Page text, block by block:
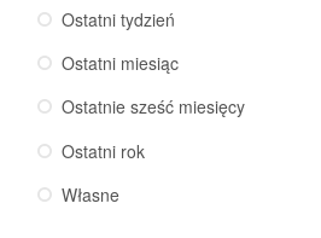
Ostatni tydzień
Ostatni miesiąc
Ostatnie sześć miesięcy
Ostatni rok
Własne